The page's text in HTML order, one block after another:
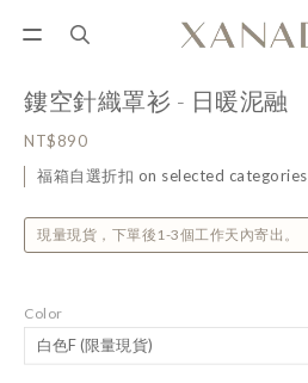
鏤空針織罩衫 - 日暖泥融
NT$890
福箱自選折扣 on selected categories
現量現貨，下單後1-3個工作天內寄出。
Color